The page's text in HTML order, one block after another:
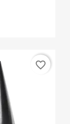
favorite_border